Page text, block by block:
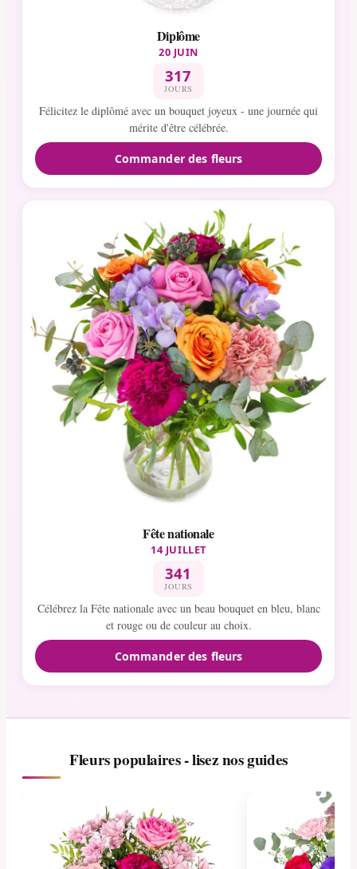
Diplôme
20 JUIN
317
JOURS
Félicitez le diplômé avec un bouquet joyeux - une journée qui
mérite d'être célébrée.
Commander des fleurs
Fête nationale
14 JUILLET
341
JOURS
Célébrez la Fête nationale avec un beau bouquet en bleu, blanc
et rouge ou de couleur au choix.
Commander des fleurs
Fleurs populaires - lisez nos guides